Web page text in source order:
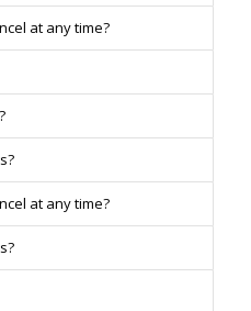
at any time?
at any time?